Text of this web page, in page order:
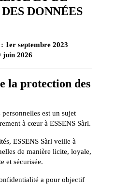
DONNÉES
1er septembre 2023
juin 2026
la protection des
est un sujet
à cœur à ESSENS Sàrl.
ESSENS Sàrl veille à
de manière licite, loyale,
et sécurisée.
a pour objectif